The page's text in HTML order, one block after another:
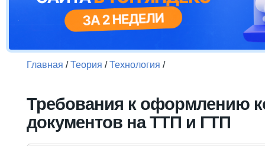
Главная /Теория /Технология /
Требования к оформлению
документов на ТТП и ГТП